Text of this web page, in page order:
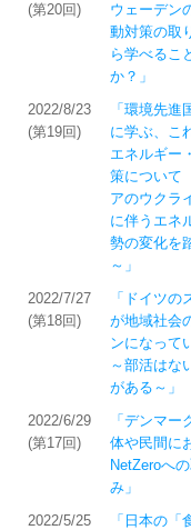
(第20回)
ウェーデン
動対策の取
ら学べるこ
か？」
2022/8/23
(第19回)
「環境先進
に学ぶ、こ
エネルギー
策につい
アのウクラ
に伴うエネ
勢の変化を
～」
2022/7/27
(第18回)
「ドイツの
が地域社会
ンになって
～部活はな
がある～」
2022/6/29
(第17回)
「デンマー
体や民間に
NetZeroへ
み」
2022/5/25
「日本の「